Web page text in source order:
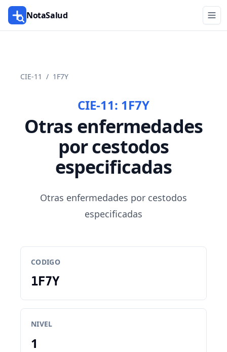
NotaSalud
CIE-11 / 1F7Y
CIE-11: 1F7Y
Otras enfermedades
por cestodos
especificadas
Otras enfermedades por cestodos
especificadas
CODIGO
1F7Y
NIVEL
1